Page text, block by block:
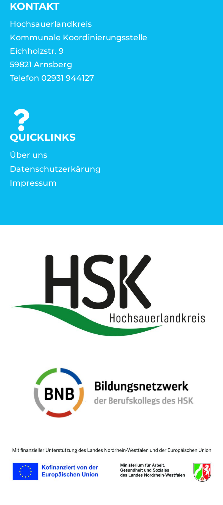
KONTAKT
Hochsauerlandkreis
Kommunale Koordinierungsstelle
Eichholzstr. 9
59821 Arnsberg
Telefon 02931 944127
QUICKLINKS
Über uns
Datenschutzerkärung
Impressum